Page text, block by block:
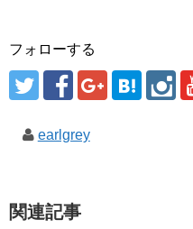
フォローする
earlgrey
関連記事